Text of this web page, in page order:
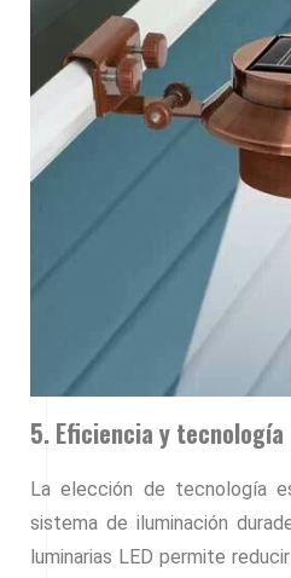
5. Eficiencia y tecnología
La elección de tecnología
sistema de iluminación
luminarias LED permite